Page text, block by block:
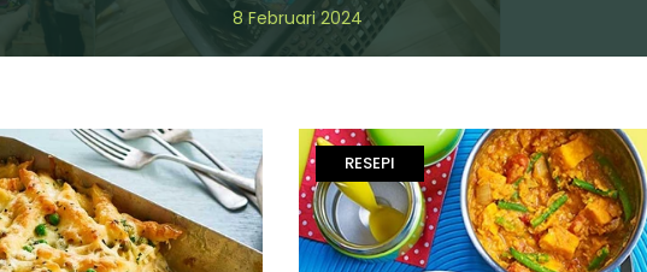
8 Februari 2024
RESEPI